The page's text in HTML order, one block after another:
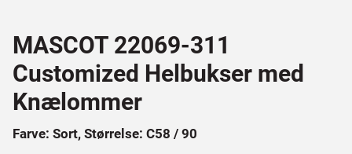
MASCOT 22069-311
Customized Helbukser med
Knælommer
Farve: Sort, Størrelse: C58 / 90